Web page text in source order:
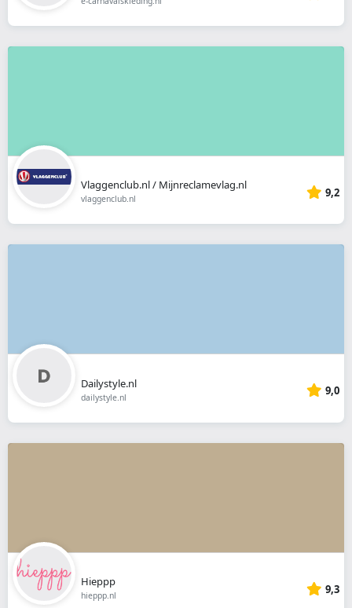
Vlaggenclub.nl / Mijnreclamevlag.nl
vlaggenclub.nl 9,2
Dailystyle.nl
dailystyle.nl 9,0
Hieppp
hieppp.nl 9,3